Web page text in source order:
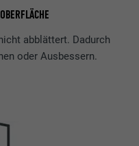
abblättert. Dadurch
oder Ausbessern.